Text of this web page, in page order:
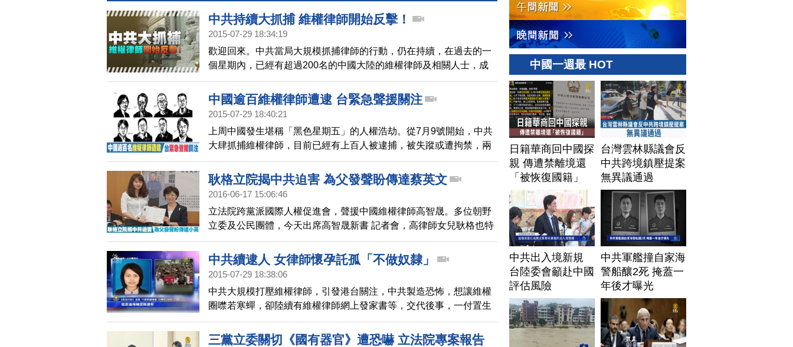
中共持續大抓捕 維權律師開始反擊！
2015-07-29 18:34:19
歡迎回來。中共當局大規模抓捕律師的行動，仍在持續，在過去的一
個星期內，已經有超過200名的中國大陸的維權律師及相關人士，成
為這場大抓捕的受害者。不過，中共的高壓，並沒能使維權律師退
縮，此刻正紛紛站出來反擊，要用法律，維護自身權益。
中國逾百維權律師遭逮 台緊急聲援關注
2015-07-29 18:40:21
上周中國發生堪稱「黑色星期五」的人權浩劫。從7月9號開始，中共
大肆抓捕維權律師，目前已經有上百人被逮捕，被失蹤或遭拘禁，兩
位台灣立委，和聲援中國人權律師網路等人權團體，上午緊急串連舉
行記者會，呼籲包括台灣政府在內的社會各界，關切中國維權律師的
處境，並譴責中共，要求立刻放人。
耿格立院揭中共迫害 為父發聲盼傳達蔡英文
2016-06-17 15:06:46
立法院跨黨派國際人權促進會，聲援中國維權律師高智晟。多位朝野
立委及公民團體，今天出席高智晟新書 記者會，高律師女兒耿格也特
地來台參加，希望透過立委，將父親的著作送給總統蔡英文。
中共續逮人 女律師懷孕託孤「不做奴隸」
2015-07-29 18:38:06
中共大規模打壓維權律師，引發港台關注，中共製造恐怖，想讓維權
圈噤若寒蟬，卻陸續有維權律師網上發家書等，交代後事，一付置生
死於度外的樣子，也有律師要為710事件成立「義務辯護律師服務
團」，出錢出力就是要敬告中共當局，維護法律尊嚴是律師職責。
三黨立委關切《國有器官》遭恐嚇 立法院專案報告
中國一週最 HOT
日籍華商回中國探
親 傳遭禁離境還
「被恢復國籍」
台灣雲林縣議會反
中共跨境鎮壓提案
無異議通過
中共出入境新規
台陸委會籲赴中國
評估風險
中共軍艦撞自家海
警船釀2死 掩蓋一
年後才曝光